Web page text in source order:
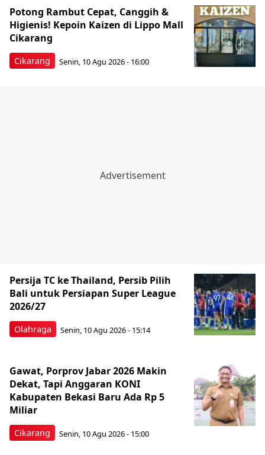
Cikarang
Potong Rambut Cepat, Canggih &
Higienis! Kepoin Kaizen di Lippo Mall
Cikarang
Senin, 10 Agu 2026 - 16:00
Olahraga
Persija TC ke Thailand, Persib Pilih
Bali untuk Persiapan Super League
2026/27
Senin, 10 Agu 2026 - 15:14
Cikarang
Gawat, Porprov Jabar 2026 Makin
Dekat, Tapi Anggaran KONI
Kabupaten Bekasi Baru Ada Rp 5
Miliar
Senin, 10 Agu 2026 - 15:00